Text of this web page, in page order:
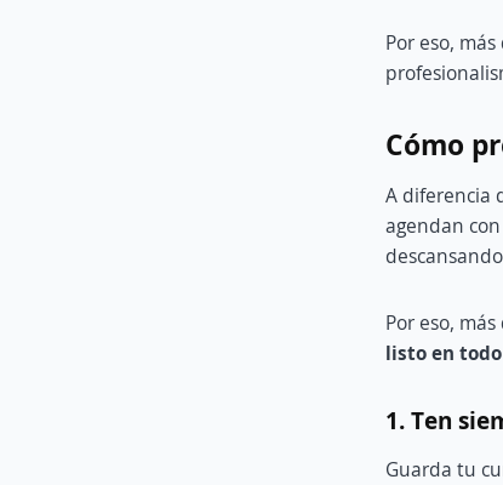
Por eso,
Cómo
A diferencia
agendan
Por eso,
listo en
1. Ten
Guarda tu